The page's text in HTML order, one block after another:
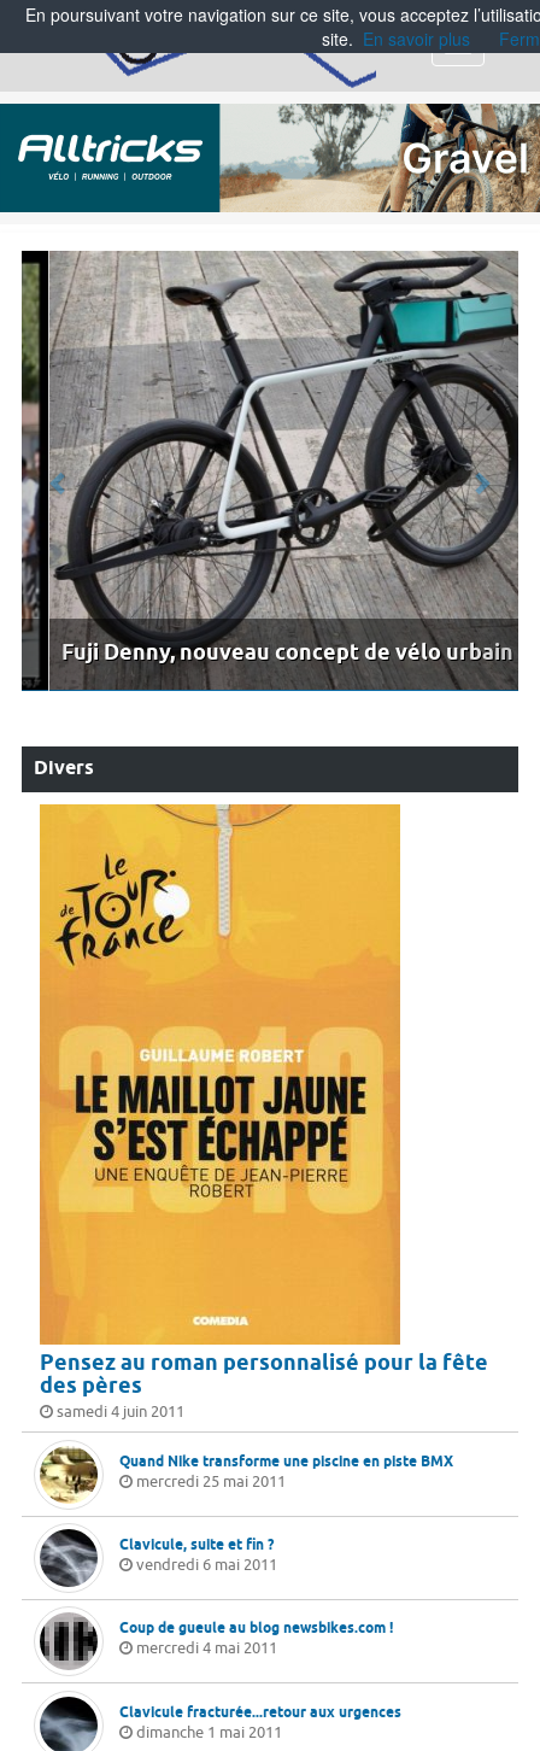
Menu
Fuji Denny, nouveau concept de vélo urbain
Divers
Pensez au roman personnalisé pour la fête
des pères
samedi 4 juin 2011
Quand Nike transforme une piscine en piste BMX
mercredi 25 mai 2011
Clavicule, suite et fin ?
vendredi 6 mai 2011
Coup de gueule au blog newsbikes.com !
mercredi 4 mai 2011
Clavicule fracturée...retour aux urgences
dimanche 1 mai 2011
En poursuivant votre navigation sur ce site, vous acceptez
site. En savoir plus